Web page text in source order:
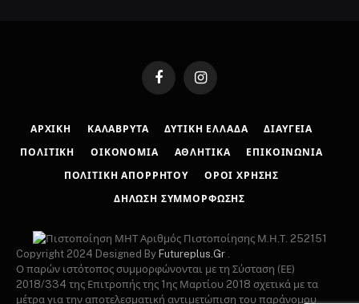
FacebookInstagram
ΑΡΧΙΚΉ ΚΑΛΆΒΡΥΤΑ ΔΥΤΙΚΉ ΕΛΛΆΔΑ ΔΙΑΎΓΕΙΑ
ΠΟΛΙΤΙΚΉ ΟΙΚΟΝΟΜΊΑ ΑΘΛΗΤΙΚΆ ΕΠΙΚΟΙΝΩΝΊΑ
ΠΟΛΙΤΙΚΉ ΑΠΟΡΡΉΤΟΥ ΌΡΟΙ ΧΡΉΣΗΣ
ΔΉΛΩΣΗ ΣΥΜΜΌΡΦΩΣΗΣ
Αριθμός Πιστοποίησης Μ.Η.Τ. 252151
Copyright 2024 Designed By Futureplus.Gr .
Ο παρών ιστότοπος συμμορφώνονται με τη Σύσταση (ΕΕ)
2018/334 της Επιτροπής της 1ης Μαρτίου 2018 σχετικά με τα
μέτρα για την αποτελεσματική αντιμετώπιση του παράνομου